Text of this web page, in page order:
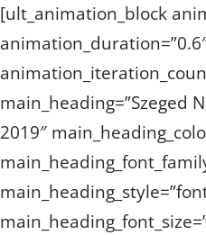
[ult_animation_block
main_heading=”Szeged
2019″